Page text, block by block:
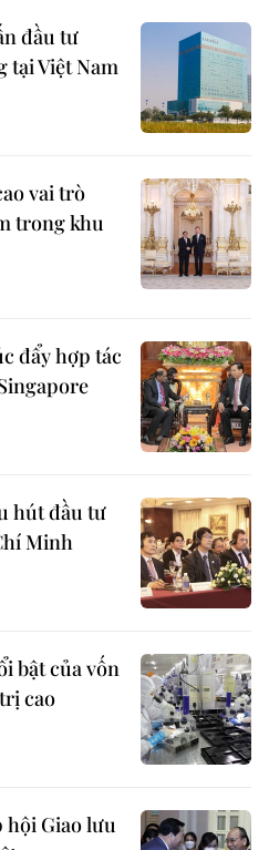
đầu tư
tại Việt Nam
vai trò
trong khu
đẩy hợp tác
hút đầu tư
Minh
bật của vốn
cao
hội Giao lưu